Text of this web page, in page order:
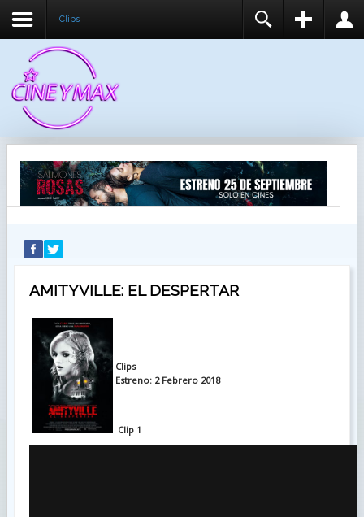
Clips
RECUÉRDEME
IDENTIFICARSE
AMITYVILLE: EL DESPERTAR
Clips
Estreno: 2 Febrero 2018
Clip 1